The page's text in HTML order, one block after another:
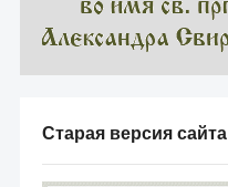
Старая версия сайта